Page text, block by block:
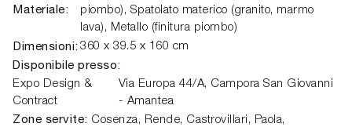
Materiale:
piombo), Spatolato materico (granito, marmo
lava), Metallo (finitura piombo)
Dimensioni: 360 x 39.5 x 160 cm
Disponibile presso:
Expo Design &
Contract
Via Europa 44/A, Campora San Giovanni
- Amantea
Zone servite: Cosenza, Rende, Castrovillari, Paola,